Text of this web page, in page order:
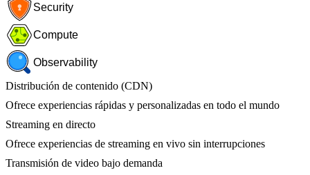
Security
Compute
Observability
Distribución de contenido (CDN)
Ofrece experiencias rápidas y personalizadas en todo el mundo
Streaming en directo
Ofrece experiencias de streaming en vivo sin interrupciones
Transmisión de video bajo demanda